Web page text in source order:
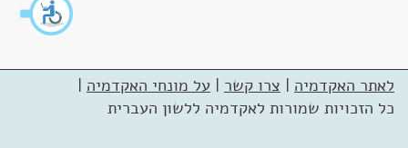
לאתר האקדמיה | צרו קשר | על מונחי האקדמיה |
כל הזכויות שמורות לאקדמיה ללשון העברית